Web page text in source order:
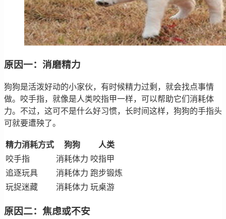
原因一：消磨精力
狗狗是活泼好动的小家伙，有时候精力过剩，就会找点事情
做。咬手指，就像是人类咬指甲一样，可以帮助它们消耗体
力。不过，这可不是什么好习惯，长时间这样，狗狗的手指头
可就要遭殃了。
精力消耗方式 狗狗
人类
咬手指
消耗体力 咬指甲
追逐玩具
消耗体力 跑步锻炼
玩捉迷藏
消耗体力 玩桌游
原因二：焦虑或不安